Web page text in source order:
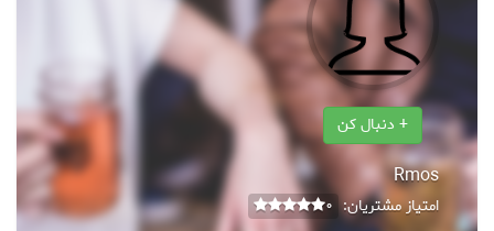
+ دنبال کن
Rmos
امتیاز مشتریان: 0